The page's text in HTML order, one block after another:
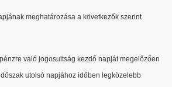
meghatározása a következők szerint
való jogosultság kezdő napját megelőzően
utolsó napjához időben legközelebb